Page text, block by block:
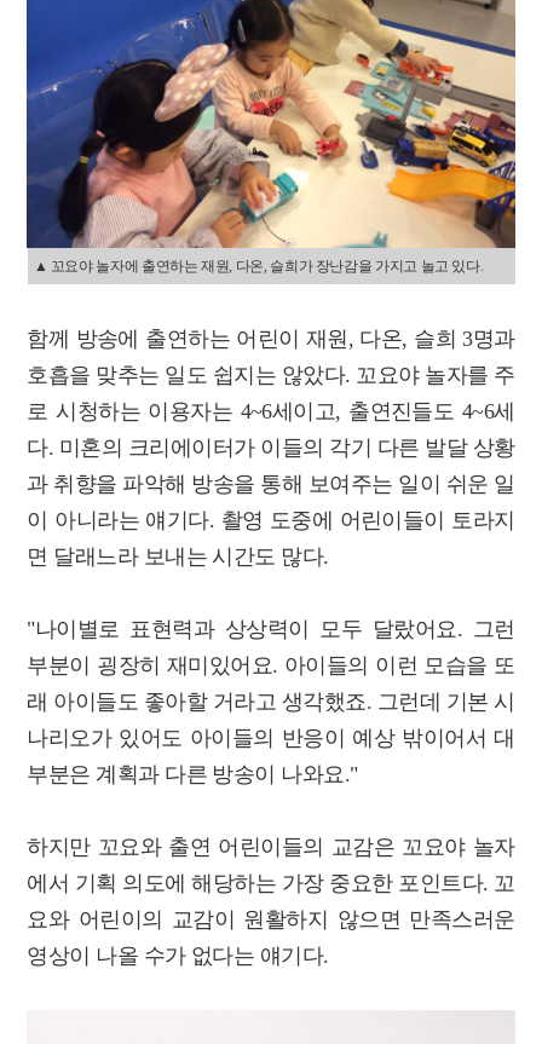
▲ 꼬요야 놀자에 출연하는 재원, 다온, 슬희가 장난감을 가지고 놀고 있다.
함께 방송에 출연하는 어린이 재원, 다온, 슬희 3명과
호흡을 맞추는 일도 쉽지는 않았다. 꼬요야 놀자를 주
로 시청하는 이용자는 4~6세이고, 출연진들도 4~6세
다. 미혼의 크리에이터가 이들의 각기 다른 발달 상황
과 취향을 파악해 방송을 통해 보여주는 일이 쉬운 일
이 아니라는 얘기다. 촬영 도중에 어린이들이 토라지
면 달래느라 보내는 시간도 많다.
"나이별로 표현력과 상상력이 모두 달랐어요. 그런
부분이 굉장히 재미있어요. 아이들의 이런 모습을 또
래 아이들도 좋아할 거라고 생각했죠. 그런데 기본 시
나리오가 있어도 아이들의 반응이 예상 밖이어서 대
부분은 계획과 다른 방송이 나와요."
하지만 꼬요와 출연 어린이들의 교감은 꼬요야 놀자
에서 기획 의도에 해당하는 가장 중요한 포인트다. 꼬
요와 어린이의 교감이 원활하지 않으면 만족스러운
영상이 나올 수가 없다는 얘기다.